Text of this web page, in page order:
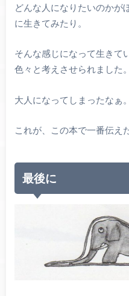
どんな人になりたいのかが
に生きてみたり。
そんな感じになって生きて
色々と考えさせられました。
大人になってしまったなぁ
これが、この本で一番伝え
最後に